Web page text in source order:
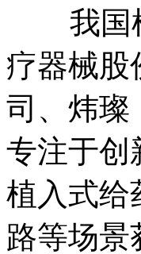
我国植
疗器械股
司、炜璨
专注于创
植入式给
路等场景